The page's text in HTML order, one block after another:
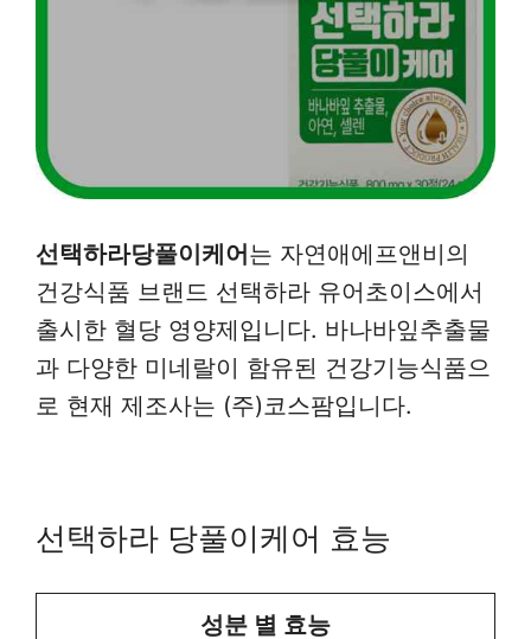
선택하라당풀이케어는 자연애에프앤비의
건강식품 브랜드 선택하라 유어초이스에서
출시한 혈당 영양제입니다. 바나바잎추출물
과 다양한 미네랄이 함유된 건강기능식품으
로 현재 제조사는 (주)코스팜입니다.
선택하라 당풀이케어 효능
성분 별 효능